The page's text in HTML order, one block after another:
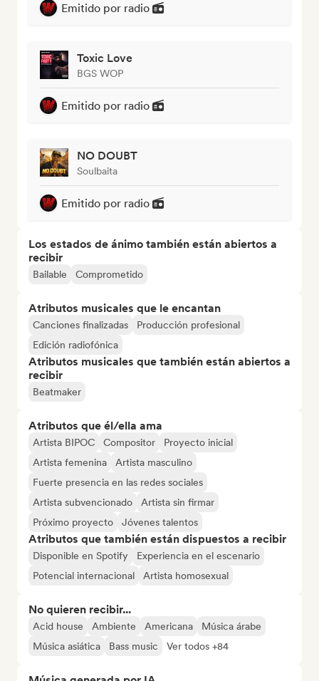
Emitido por radio
Toxic Love
BGS WOP
Emitido por radio
NO DOUBT
Soulbaita
Emitido por radio
Los estados de ánimo también están abiertos a
recibir
Bailable Comprometido
Atributos musicales que le encantan
Canciones finalizadas
Producción profesional
Edición radiofónica
Atributos musicales que también están abiertos a
recibir
Beatmaker
Atributos que él/ella ama
Artista BIPOC Compositor
Proyecto inicial
Artista femenina
Artista masculino
Fuerte presencia en las redes sociales
Artista subvencionado
Artista sin firmar
Próximo proyecto
Jóvenes talentos
Atributos que también están dispuestos a recibir
Disponible en Spotify
Experiencia en el escenario
Potencial internacional
Artista homosexual
No quieren recibir...
Acid house Ambiente Americana
Música árabe
Música asiática
Bass music Ver todos +84